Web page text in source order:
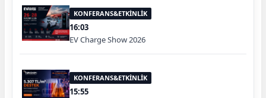
KONFERANS&ETKİNLİK
16:03
EV Charge Show 2026
KONFERANS&ETKİNLİK
15:55